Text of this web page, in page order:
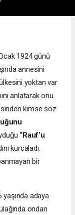
1924 günü
annesini
yoktan var
anlatarak onu
kimse söz
“Rauf’u
kurcaladı.
bir
adaya
ondan